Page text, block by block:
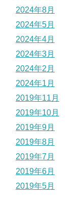
2024年8月
2024年5月
2024年4月
2024年3月
2024年2月
2024年1月
2019年11月
2019年10月
2019年9月
2019年8月
2019年7月
2019年6月
2019年5月